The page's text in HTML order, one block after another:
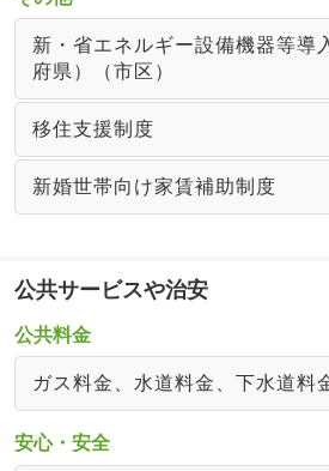
新・省エネルギー設備機器等導
府県）（市区）
移住支援制度
新婚世帯向け家賃補助制度
公共サービスや治安
公共料金
ガス料金、水道料金、下水道料
安心・安全